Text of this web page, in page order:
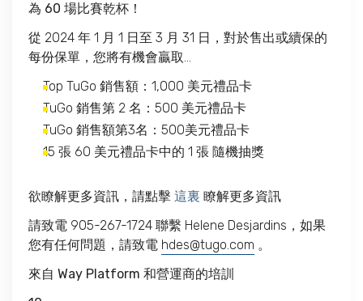
為 60 場比賽乾杯！
從 2024 年 1 月 1 日至 3 月 31 日，對於售出或續保的
每份保單，您將有機會贏取…
Top TuGo 銷售額：1,000 美元禮品卡
TuGo 銷售第 2 名：500 美元禮品卡
TuGo 銷售額第3名：500美元禮品卡
15 張 60 美元禮品卡中的 1 張 隨機抽獎
欲瞭解更多資訊，請點擊 這裏 瞭解更多資訊
請致電 905-267-1724 聯繫 Helene Desjardins，如果
您有任何問題，請致電 hdes@tugo.com 。
來自 Way Platform 和營運商的培訓